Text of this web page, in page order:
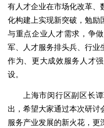
有人才企业在市场化改革
化构建上实现新突破，勉
与重点企业人才需求， 争
军、人才服务排头兵、行业
作为、更大成效服务人才
设。
上海市闵行区副区长
出，希望大家通过本次研
服务产业发展的新火花，